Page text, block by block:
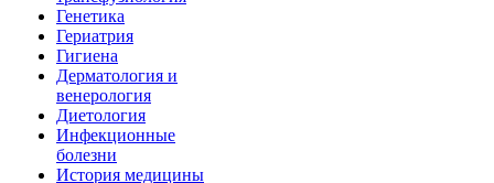
Генетика
Гериатрия
Гигиена
Дерматология и
венерология
Диетология
Инфекционные
болезни
История медицины